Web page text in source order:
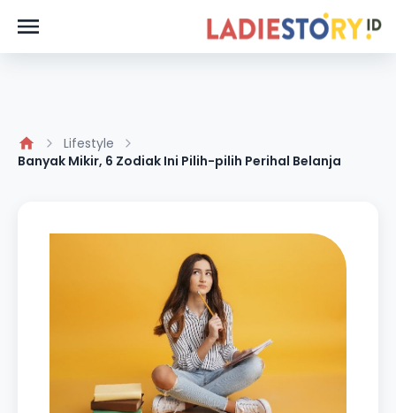
Lifestyle
Banyak Mikir, 6 Zodiak Ini Pilih-pilih Perihal Belanja